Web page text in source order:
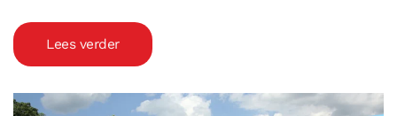
Lees verder